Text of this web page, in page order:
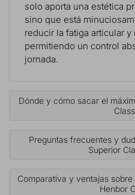
solo aporta una estética
sino que está
reducir la fatiga articular y
permitiendo un control
jornada.
Dónde y cómo sacar el
Preguntas frecuentes y
Superior
Comparativa y ventajas
Henbor